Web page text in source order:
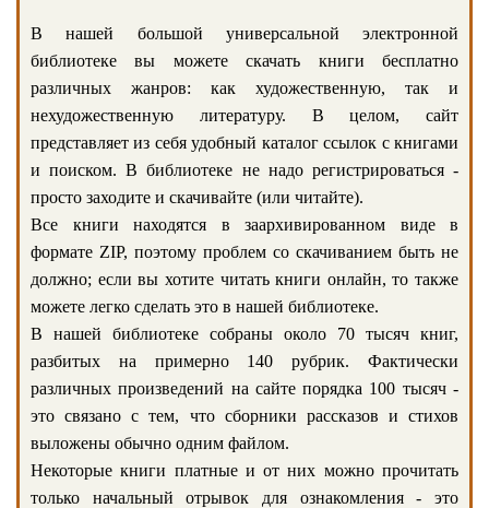
В нашей большой универсальной электронной
библиотеке вы можете скачать книги бесплатно
различных жанров: как художественную, так и
нехудожественную литературу. В целом, сайт
представляет из себя удобный каталог ссылок с книгами
и поиском. В библиотеке не надо регистрироваться -
просто заходите и скачивайте (или читайте).
Все книги находятся в заархивированном виде в
формате ZIP, поэтому проблем со скачиванием быть не
должно; если вы хотите читать книги онлайн, то также
можете легко сделать это в нашей библиотеке.
В нашей библиотеке собраны около 70 тысяч книг,
разбитых на примерно 140 рубрик. Фактически
различных произведений на сайте порядка 100 тысяч -
это связано с тем, что сборники рассказов и стихов
выложены обычно одним файлом.
Некоторые книги платные и от них можно прочитать
только начальный отрывок для ознакомления - это